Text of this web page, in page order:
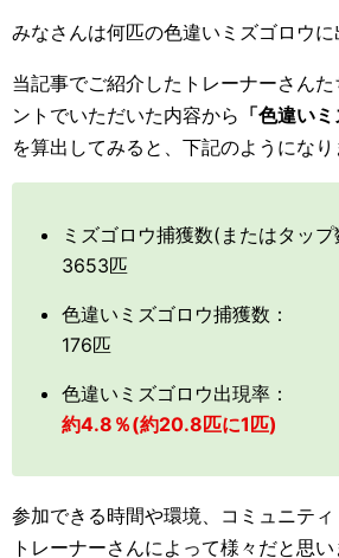
みなさんは何匹の色違いミズゴロウに
当記事でご紹介したトレーナーさん
ントでいただいた内容から 「色違い
を算出してみると、下記のようになり
ミズゴロウ捕獲数(またはタップ
3653匹
色違いミズゴロウ捕獲数：
176匹
色違いミズゴロウ出現率：
約4.8％(約20.8匹に1匹)
参加できる時間や環境、コミュニテ
トレーナーさんによって様々だと思い